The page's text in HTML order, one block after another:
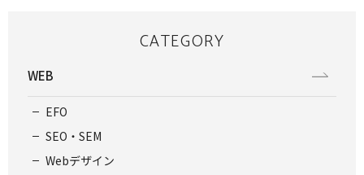
CATEGORY
WEB
EFO
SEO・SEM
Webデザイン